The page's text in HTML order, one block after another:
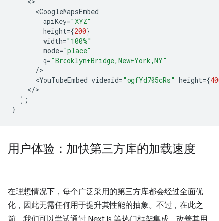
<GoogleMapsEmbed
apiKey="XYZ"
height={200}
width="100%"
mode="place"
q="Brooklyn+Bridge,New+York,NY"
/
<YouTubeEmbed videoid="ogfYd705cRs" height={
</
);
}
用户体验：加快第三方库的加载速度
在理想情况下，每个广泛采用的第三方库都会经过全面优
化，因此无需任何用于提升其性能的抽象。不过，在此之
前，我们可以尝试通过 Next.js 等热门框架集成，改善其用